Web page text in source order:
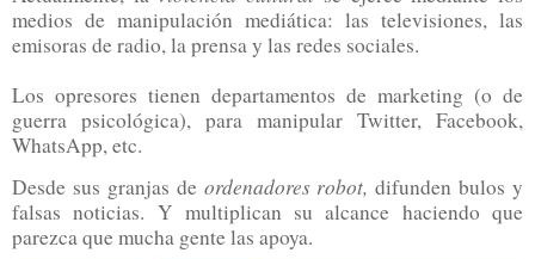
medios de manipulación mediática: las televisiones, las
emisoras de radio, la prensa y las redes sociales.
Los opresores tienen departamentos de marketing (o de
guerra psicológica), para manipular Twitter, Facebook,
WhatsApp, etc.
Desde sus granjas de ordenadores robot, difunden bulos y
falsas noticias. Y multiplican su alcance haciendo que
parezca que mucha gente las apoya.